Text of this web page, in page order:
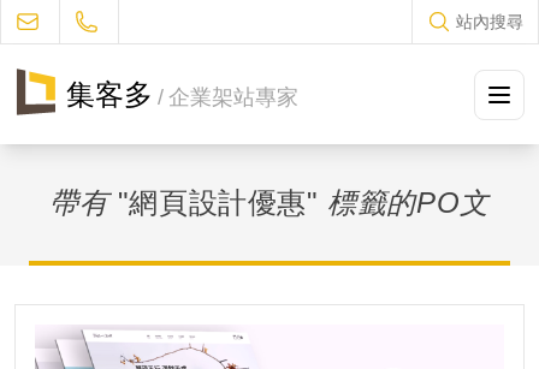
站內搜尋
集客多 / 企業架站專家
設計流程
JUKES部落格
帶有"網頁設計優惠" 標籤的PO文